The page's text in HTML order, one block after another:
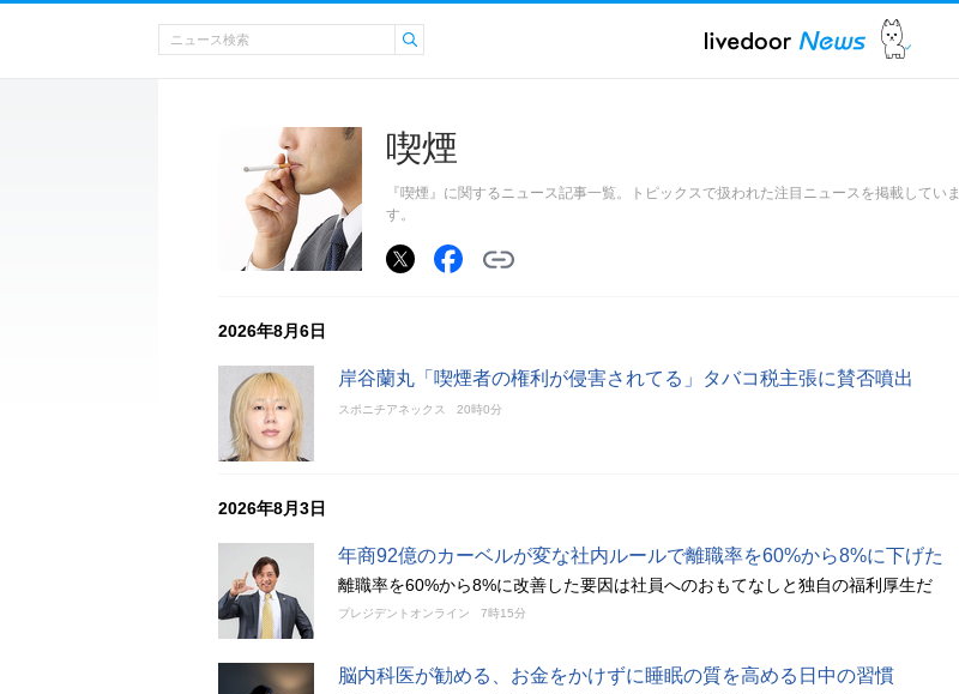
喫煙
『喫煙』に関するニュース記事一覧。トピックスで扱われた注目ニュースを掲載していま
す。
2026年8月6日
岸谷蘭丸「喫煙者の権利が侵害されてる」タバコ税主張に賛否噴出
スポニチアネックス 20時0分
2026年8月3日
年商92億のカーベルが変な社内ルールで離職率を60%から8%に下げた
離職率を60%から8%に改善した要因は社員へのおもてなしと独自の福利厚生だ
プレジデントオンライン 7時15分
脳内科医が勧める、お金をかけずに睡眠の質を高める日中の習慣